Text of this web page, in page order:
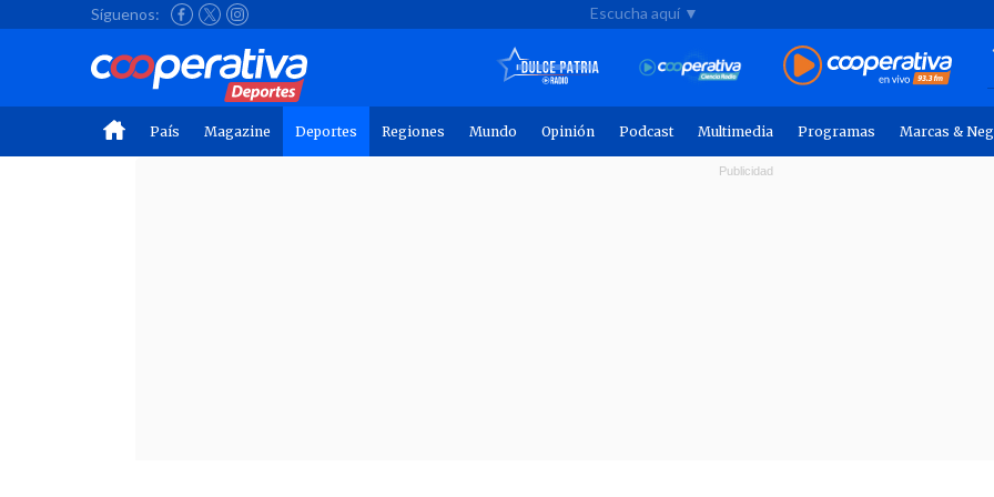
Síguenos: Escucha aquí ▼
País Magazine Deportes Regiones Mundo Opinión Podcast Multimedia Programas Marcas &